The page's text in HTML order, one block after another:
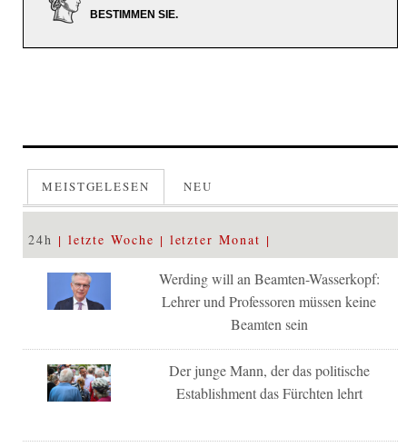
BESTIMMEN SIE.
MEISTGELESEN NEU
24h letzte Woche letzter Monat
Werding will an Beamten-Wasserkopf:
Lehrer und Professoren müssen keine
Beamten sein
Der junge Mann, der das politische
Establishment das Fürchten lehrt